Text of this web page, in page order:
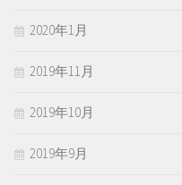
2020年1月
2019年11月
2019年10月
2019年9月